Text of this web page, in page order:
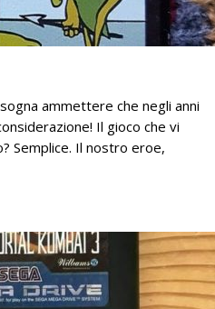
ammettere che negli anni
Il gioco che vi
Semplice. Il nostro eroe,